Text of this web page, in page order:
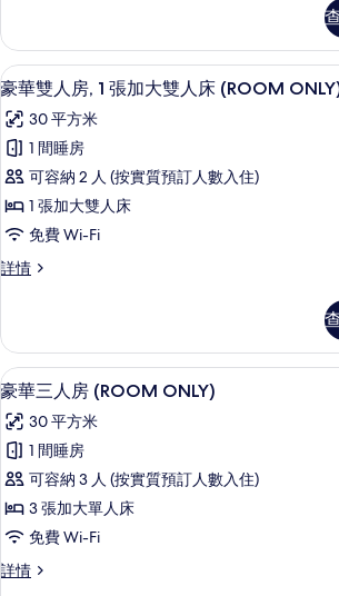
2
張
單
人
床
的
相
片
房,
張
人
床
詳
情
載
入
所
有
豪
華
人
1
張
加
大
雙
人
床
(ROOM
ONLY)
房內夾萬、
5
豪華雙人房, 1 張加大雙人床 (ROOM
30 平方米
1 間睡房
可容納 2 人 (按實質預訂人數入住)
1 張加大雙人床
免費 Wi-Fi
詳情
豪
房,
張
大
雙
人
床
(ROOM
ONLY)
詳
情
載
入
所
有
豪
華
人
豪華三人房
7
豪華三人房 (ROOM ONLY)
30 平方米
1 間睡房
可容納 3 人 (按實質預訂人數入住)
3 張加大單人床
免費 Wi-Fi
詳情
豪